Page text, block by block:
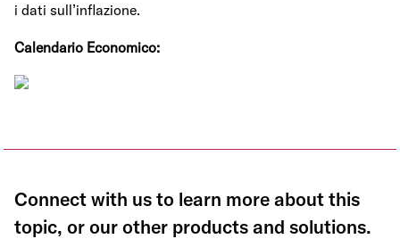
i dati sull’inflazione.
Calendario Economico:
Connect with us to learn more about this
topic, or our other products and solutions.